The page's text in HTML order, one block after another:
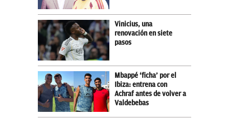
Vinicius, una
renovación en siete
pasos
Mbappé ‘ficha’ por el
Ibiza: entrena con
Achraf antes de volver a
Valdebebas